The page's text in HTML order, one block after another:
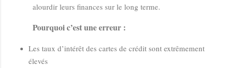
alourdir leurs finances sur le long terme.
Pourquoi c’est une erreur :
Les taux d’intérêt des cartes de crédit sont extrêmement
élevés